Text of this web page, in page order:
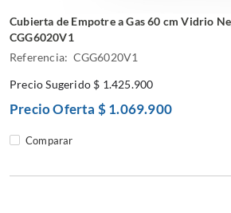
Cubierta de Empotre a Gas 60 cm Vidrio
CGG6020V1
Referencia: CGG6020V1
Precio Sugerido $ 1.425.900
Precio Oferta $ 1.069.900
Comparar